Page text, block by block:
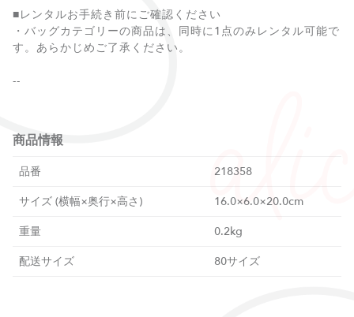
■レンタルお手続き前にご確認ください
・バッグカテゴリーの商品は、同時に1点のみレンタル可能で
す。あらかじめご了承ください。
--
商品情報
品番
218358
サイズ (横幅×奥行×高さ)
16.0×6.0×20.0cm
重量
0.2kg
配送サイズ
80サイズ